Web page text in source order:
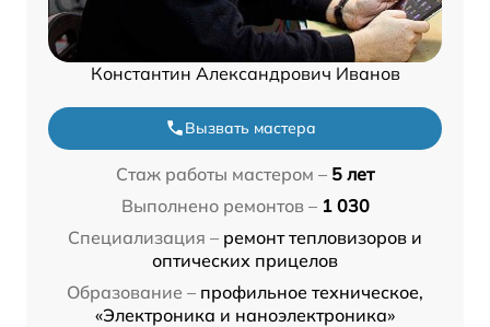
Константин Александрович Иванов
Вызвать мастера
Стаж работы мастером – 5 лет
Выполнено ремонтов – 1 030
Специализация – ремонт тепловизоров и
оптических прицелов
Образование – профильное техническое,
«Электроника и наноэлектроника»